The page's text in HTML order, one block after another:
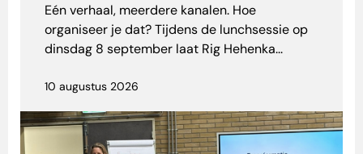
Eén verhaal, meerdere kanalen. Hoe
organiseer je dat? Tijdens de lunchsessie op
dinsdag 8 september laat Rig Hehenka...
10 augustus 2026